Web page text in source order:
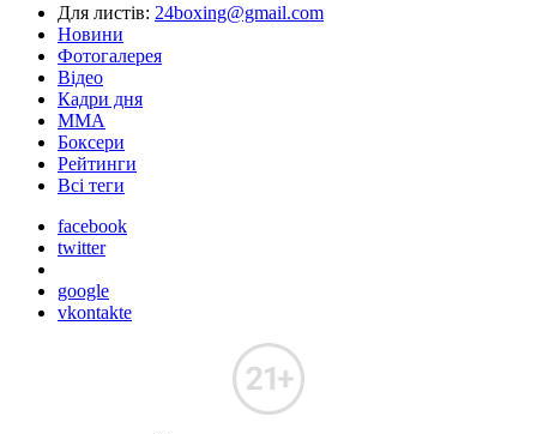
Для листів: 24boxing@gmail.com
Новини
Фотогалерея
Відео
Кадри дня
ММА
Боксери
Рейтинги
Всі теги
facebook
twitter
google
vkontakte